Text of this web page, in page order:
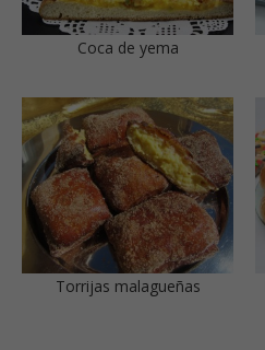
Coca de yema
Torrijas malagueñas